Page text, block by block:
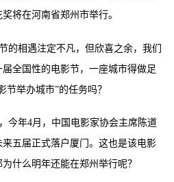
将在河南省郑州市举行。
的相遇注定不凡，但欣喜之余，我们
全国性的电影节，一座城市得做足
节举办城市”的任务吗？
今年4月，中国电影家协会主席陈道
五届正式落户厦门。这也是该电影
什么明年还能在郑州举行呢？